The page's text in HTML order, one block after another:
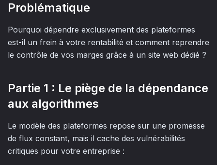
Problématique
Pourquoi dépendre exclusivement des plateformes
est-il un frein à votre rentabilité et comment reprendre
le contrôle de vos marges grâce à un site web dédié ?
Partie 1 : Le piège de la dépendance
aux algorithmes
Le modèle des plateformes repose sur une promesse
de flux constant, mais il cache des vulnérabilités
critiques pour votre entreprise :